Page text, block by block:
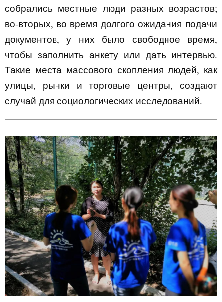
собрались местные люди разных возрастов;
во-вторых, во время долгого ожидания подачи
документов, у них было свободное время,
чтобы заполнить анкету или дать интервью.
Такие места массового скопления людей, как
улицы, рынки и торговые центры, создают
случай для социологических исследований.